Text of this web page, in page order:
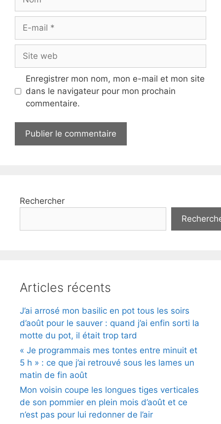
mail
web
Enregistrer mon nom, mon e-mail et mon site
dans le navigateur pour mon prochain
commentaire.
Rechercher
Articles récents
J’ai arrosé mon basilic en pot tous les soirs
d’août pour le sauver : quand j’ai enfin sorti la
motte du pot, il était trop tard
« Je programmais mes tontes entre minuit et
5 h » : ce que j’ai retrouvé sous les lames un
matin de fin août
Mon voisin coupe les longues tiges verticales
de son pommier en plein mois d’août et ce
n’est pas pour lui redonner de l’air